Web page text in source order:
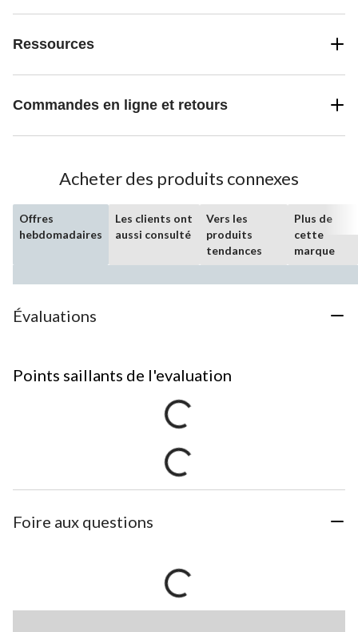
Ressources
Commandes en ligne et retours
Acheter des produits connexes
Offres
hebdomadaires
Les clients ont
aussi consulté
Vers les
produits
tendances
Plus de
cette
marque
Évaluations
Points saillants de l'evaluation
Foire aux questions